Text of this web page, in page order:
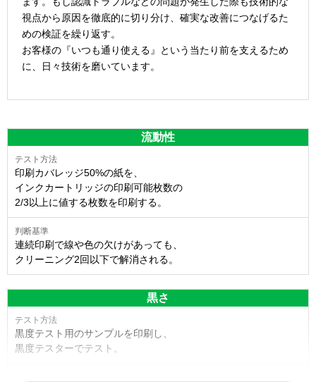
視点から原因を徹底的に切り分け、確実な改善につなげるた
めの検証を繰り返す。
お客様の『いつも通り使える』という当たり前を支えるため
に、日々技術を磨いています。
流動性
印刷カバレッジ50%の紙を、
インクカートリッジの印刷可能枚数の
2/3以上に値する枚数を印刷する。
連続印刷で線や色の欠けがあっても、
クリーニング2回以下で解消される。
黒さ
黒度テスト用のサンプルを印刷し、
黒度テスターでテスト。